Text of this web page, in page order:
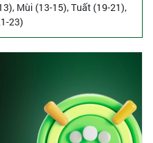
Mùi (13-15), Tuất (19-21),
23)